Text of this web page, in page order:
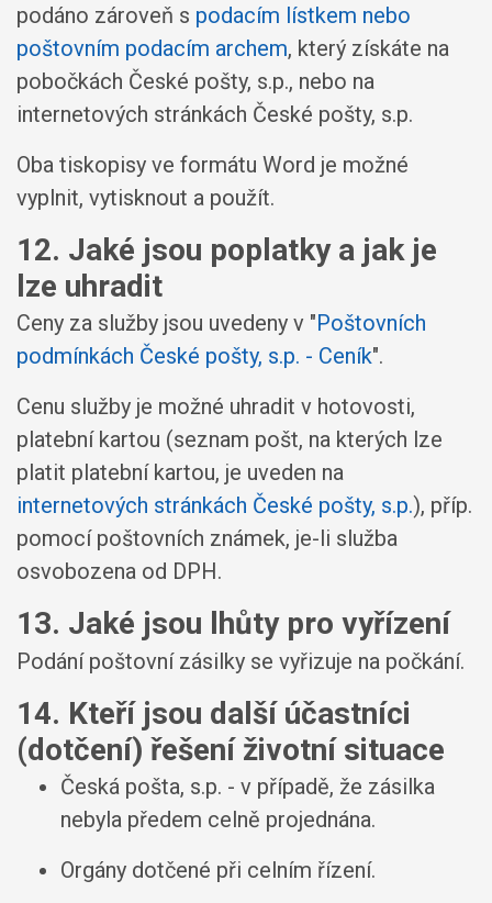
podáno zároveň s podacím lístkem nebo
poštovním podacím archem, který získáte na
pobočkách České pošty, s.p., nebo na
internetových stránkách České pošty, s.p.
Oba tiskopisy ve formátu Word je možné
vyplnit, vytisknout a použít.
12. Jaké jsou poplatky a jak je
lze uhradit
Ceny za služby jsou uvedeny v "Poštovních
podmínkách České pošty, s.p. - Ceník".
Cenu služby je možné uhradit v hotovosti,
platební kartou (seznam pošt, na kterých lze
platit platební kartou, je uveden na
internetových stránkách České pošty, s.p.), příp.
pomocí poštovních známek, je-li služba
osvobozena od DPH.
13. Jaké jsou lhůty pro vyřízení
Podání poštovní zásilky se vyřizuje na počkání.
14. Kteří jsou další účastníci
(dotčení) řešení životní situace
Česká pošta, s.p. - v případě, že zásilka
nebyla předem celně projednána.
Orgány dotčené při celním řízení.